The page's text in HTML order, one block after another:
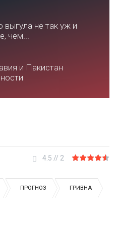
выгула не так уж и
чем...
и Пакистан
4.5 // 2
ПРОГНОЗ ГРИВНА